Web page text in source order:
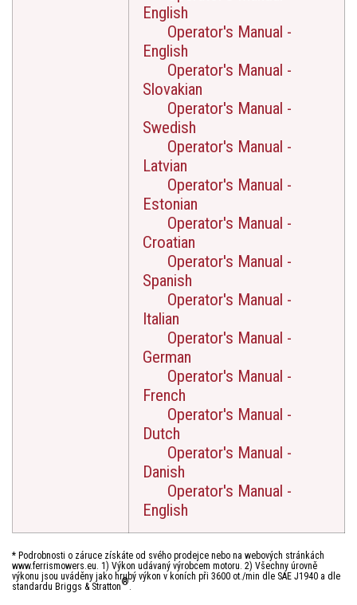
English
Operator's Manual -
English
Operator's Manual -
Slovakian
Operator's Manual -
Swedish
Operator's Manual -
Latvian
Operator's Manual -
Estonian
Operator's Manual -
Croatian
Operator's Manual -
Spanish
Operator's Manual -
Italian
Operator's Manual -
German
Operator's Manual -
French
Operator's Manual -
Dutch
Operator's Manual -
Danish
Operator's Manual -
English
* Podrobnosti o záruce získáte od svého prodejce nebo na webových stránkách
www.ferrismowers.eu. 1) Výkon udávaný výrobcem motoru. 2) Všechny úrovně
výkonu jsou uváděny jako hrubý výkon v koních při 3600 ot./min dle SAE J1940 a dle
standardu Briggs & Stratton®.